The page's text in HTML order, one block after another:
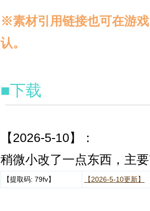
※素材引用链接也可在游
认。
■下载
【2026-5-10】：
稍微小改了一点东西，主
【提取码: 79fv】 【2026-5-10更新】